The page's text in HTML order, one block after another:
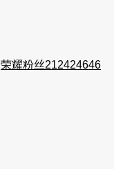
荣耀粉丝212424646